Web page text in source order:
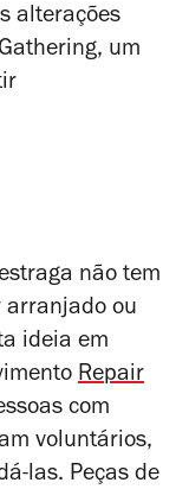
alterações
um
não tem
arranjado ou
ideia em
Repair
com
voluntários,
las. Peças de